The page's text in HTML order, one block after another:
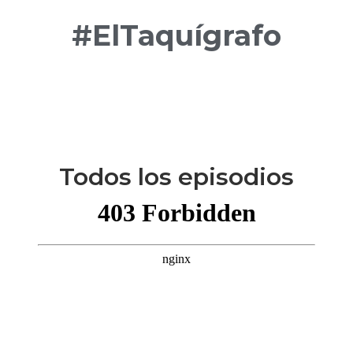
#ElTaquígrafo
Todos los episodios